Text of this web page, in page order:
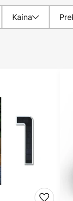
Kaina